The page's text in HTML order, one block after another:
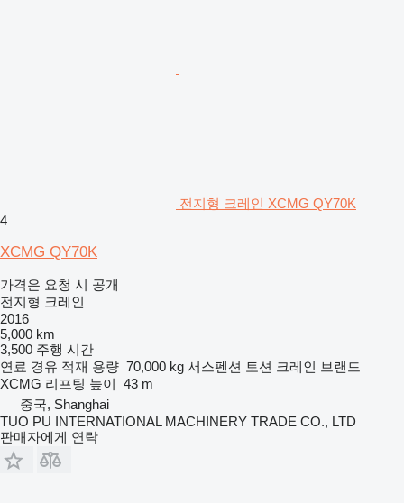
전지형 크레인 XCMG QY70K
4
XCMG QY70K
가격은 요청 시 공개
전지형 크레인
2016
5,000 km
3,500 주행 시간
연료 경유 적재 용량 70,000 kg 서스펜션 토션 크레인 브랜드
XCMG 리프팅 높이 43 m
중국, Shanghai
TUO PU INTERNATIONAL MACHINERY TRADE CO., LTD
판매자에게 연락